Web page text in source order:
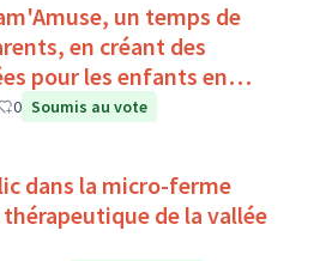
un temps de
en créant des
pour les enfants en
handicap
0 Soumis au vote
dans la micro-ferme
de la vallée